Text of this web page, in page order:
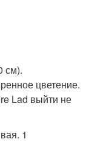
см).
цветение.
Lad выйти не